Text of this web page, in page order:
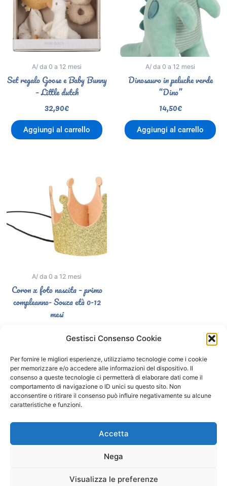
Gestisci Consenso Cookie
Per fornire le migliori esperienze, utilizziamo tecnologie come i cookie
per memorizzare e/o accedere alle informazioni del dispositivo. Il
consenso a queste tecnologie ci permetterà di elaborare dati come il
comportamento di navigazione o ID unici su questo sito. Non
acconsentire o ritirare il consenso può influire negativamente su alcune
caratteristiche e funzioni.
Accetta
Nega
Visualizza le preferenze
A/ da 0 a 12 mesi
Set regalo Goose e Baby Bunny
– Little dutch
32,90€
Aggiungi al carrello
A/ da 0 a 12 mesi
Dinosauro in peluche verde
“Dino”
14,50€
Aggiungi al carrello
A/ da 0 a 12 mesi
Coron x foto nascita – primo
compleanno- Souza età 0-12
mesi
Segui il Gatto Blu sui social
a
c
e
b
o
n
s
t
r
Copyright © 2026 Il Gatto Blu Giochi educativi Montessori e